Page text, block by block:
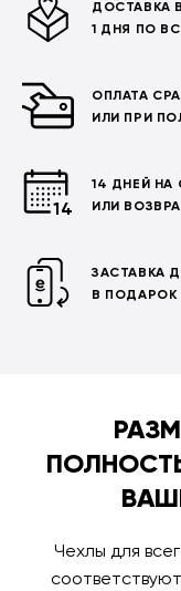
ДОСТАВКА
1 ДНЯ ПО
ОПЛАТА
ИЛИ ПРИ
14 ДНЕЙ НА
ИЛИ
ЗАСТАВКА
В ПОДАРОК
Чехлы для